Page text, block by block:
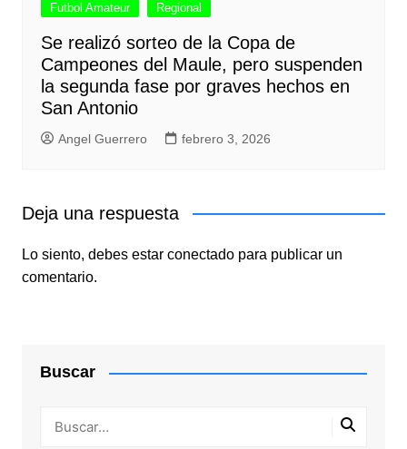
Futbol Amateur Regional
Se realizó sorteo de la Copa de
Campeones del Maule, pero suspenden
la segunda fase por graves hechos en
San Antonio
Angel Guerrero febrero 3, 2026
Deja una respuesta
Lo siento, debes estar conectadopara publicar un
comentario.
Buscar